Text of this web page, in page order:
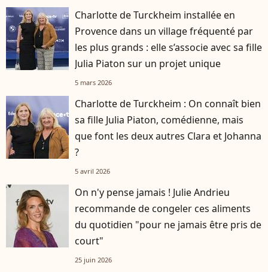
Charlotte de Turckheim installée en
Provence dans un village fréquenté par
les plus grands : elle s’associe avec sa fille
Julia Piaton sur un projet unique
5 mars 2026
Charlotte de Turckheim : On connaît bien
sa fille Julia Piaton, comédienne, mais
que font les deux autres Clara et Johanna
?
5 avril 2026
On n'y pense jamais ! Julie Andrieu
recommande de congeler ces aliments
du quotidien "pour ne jamais être pris de
court"
25 juin 2026